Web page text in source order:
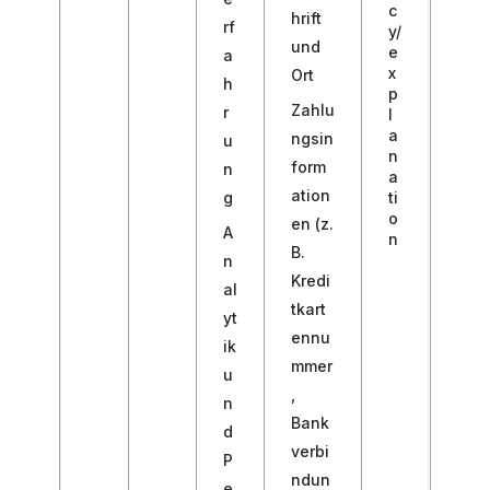
rf
a
h
r
u
n
g
A
n
al
yt
ik
u
n
d
P
hrift
und
Ort
Zahlu
ngsin
form
ation
en (z.
B.
Kredi
tkart
ennu
mmer
Bank
verbi
ndun
c
y/
e
x
p
l
a
n
a
ti
o
n